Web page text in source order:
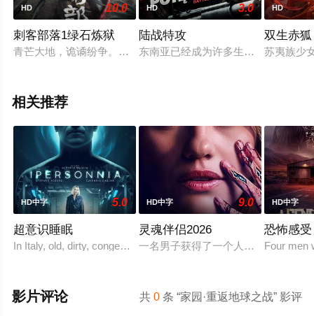
HD 10.0
刺客部落1绿石炼狱
青芒大地，诡谲纷争。共主的七王子，于蓝氏城失踪，刺客无
HD 3.0
陆战特攻
东南亚已经成为许多生物工程技术公
HD
双生赤狐
苏夷族少
相关推荐
HD中字 5.0
超意识睡眠
In Italy, old, dirty, congested prisons full of violence and abuse a
HD中字 9.0
灵魂伴侣2026
一名男子获得了一个人工智能机器人
HD中字
恐怖感受
Four men
共0 条 “家园·重返地球之战” 影评
影片评论